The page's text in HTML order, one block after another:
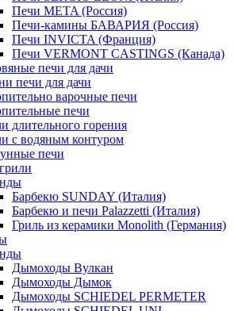
Печи META (Россия)
Печи-камины БАВАРИЯ (Россия)
Печи INVICTA (Франция)
Печи VERMONT CASTINGS (Канада)
печи для дачи
печи для дачи
варочные печи
печи
длительного горения
с водяным контуром
печи
Барбекю SUNDAY (Италия)
Барбекю и печи Palazzetti (Италия)
Гриль из керамики Monolith (Германия)
Дымоходы Вулкан
Дымоходы Дымок
Дымоходы SCHIEDEL PERMETER